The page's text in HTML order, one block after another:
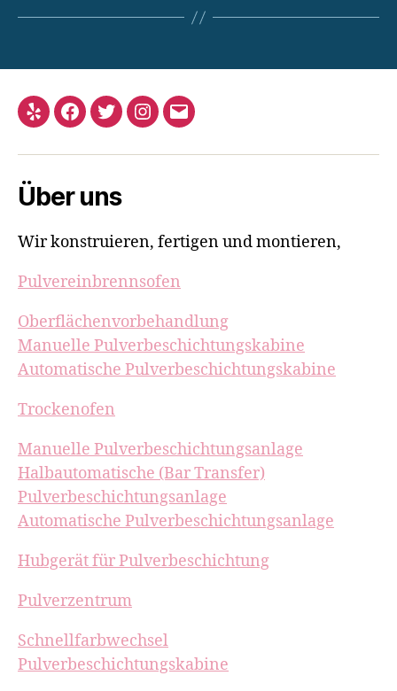
Yelp Facebook
TwitterInstagram
Email
Über uns
Wir konstruieren, fertigen und montieren,
Pulvereinbrennsofen
Oberflächenvorbehandlung
Manuelle Pulverbeschichtungskabine
Automatische Pulverbeschichtungskabine
Trockenofen
Manuelle Pulverbeschichtungsanlage
Halbautomatische (Bar Transfer)
Pulverbeschichtungsanlage
Automatische Pulverbeschichtungsanlage
Hubgerät für Pulverbeschichtung
Pulverzentrum
Schnellfarbwechsel
Pulverbeschichtungskabine